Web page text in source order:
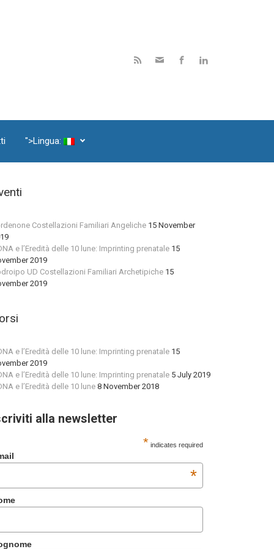
">Lingua:
Costellazioni Familiari Angeliche 15 November
e l’Eredità delle 10 lune: Imprinting prenatale 15
2019
UD Costellazioni Familiari Archetipiche 15
2019
e l’Eredità delle 10 lune: Imprinting prenatale 15
2019
e l’Eredità delle 10 lune: Imprinting prenatale 5 July 2019
e l’Eredità delle 10 lune 8 November 2018
alla newsletter
* indicates required
*